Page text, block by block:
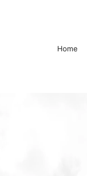
Home